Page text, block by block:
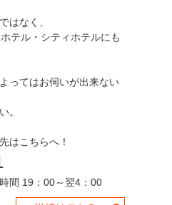
はなく、
テル・シティホテルにも
ってはお伺いが出来ない
。
はこちらへ！
00～翌4：00